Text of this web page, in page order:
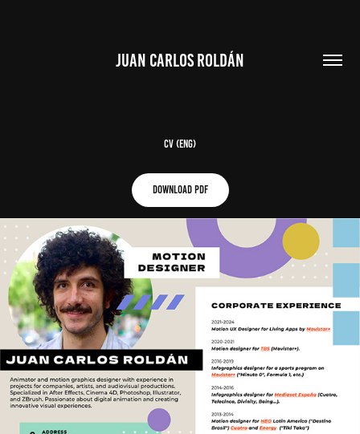
JUAN CARLOS ROLDÁN
CV (ENG)
DOWNLOAD PDF